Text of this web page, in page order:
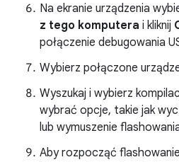
Na ekranie urządzenia
z tego komputera i kliknij
połączenie debugowania
Wybierz połączone
Wyszukaj i wybierz
wybrać opcje, takie jak
lub wymuszenie
Aby rozpocząć